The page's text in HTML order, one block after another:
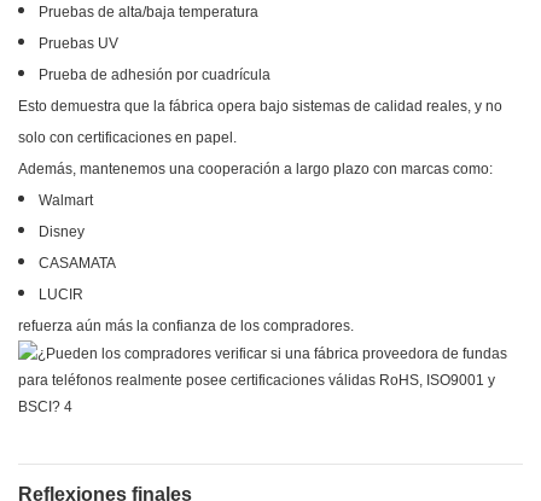
Pruebas de alta/baja temperatura
Pruebas UV
Prueba de adhesión por cuadrícula
Esto demuestra que la fábrica opera bajo sistemas de calidad reales, y no
solo con certificaciones en papel.
Además, mantenemos una cooperación a largo plazo con marcas como:
Walmart
Disney
CASAMATA
LUCIR
refuerza aún más la confianza de los compradores.
Reflexiones finales